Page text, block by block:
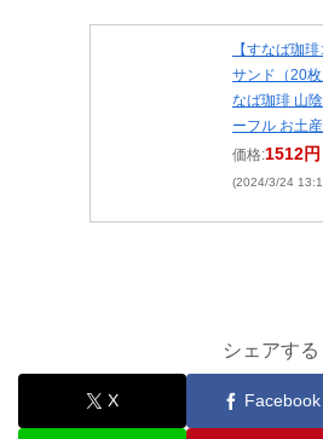
【すなば珈
サンド（20
なば珈琲 山
ーフル お土
価格:1512円
(2024/3/24
シェアする
X Facebook